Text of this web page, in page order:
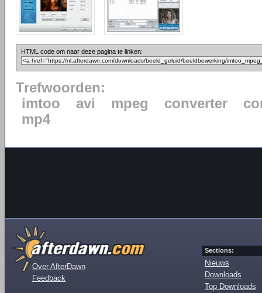
HTML code om naar deze pagina te linken:
Trefwoorden:
imtoo
avi mpeg converter
mp4
Over AfterDawn
Feedback
Sections:
Nieuws
Downloads
Top Downloads